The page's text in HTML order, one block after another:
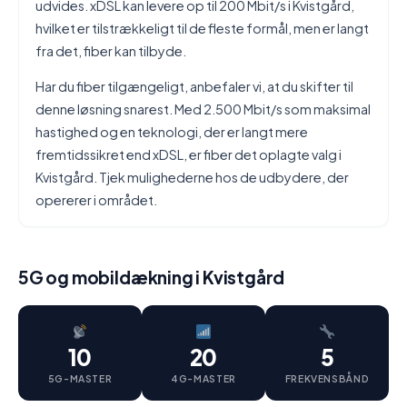
udvides. xDSL kan levere op til 200 Mbit/s i Kvistgård,
hvilket er tilstrækkeligt til de fleste formål, men er langt
fra det, fiber kan tilbyde.
Har du fiber tilgængeligt, anbefaler vi, at du skifter til
denne løsning snarest. Med 2.500 Mbit/s som maksimal
hastighed og en teknologi, der er langt mere
fremtidssikret end xDSL, er fiber det oplagte valg i
Kvistgård. Tjek mulighederne hos de udbydere, der
opererer i området.
5G og mobildækning i Kvistgård
10
5G-MASTER
20
4G-MASTER
5
FREKVENSBÅND